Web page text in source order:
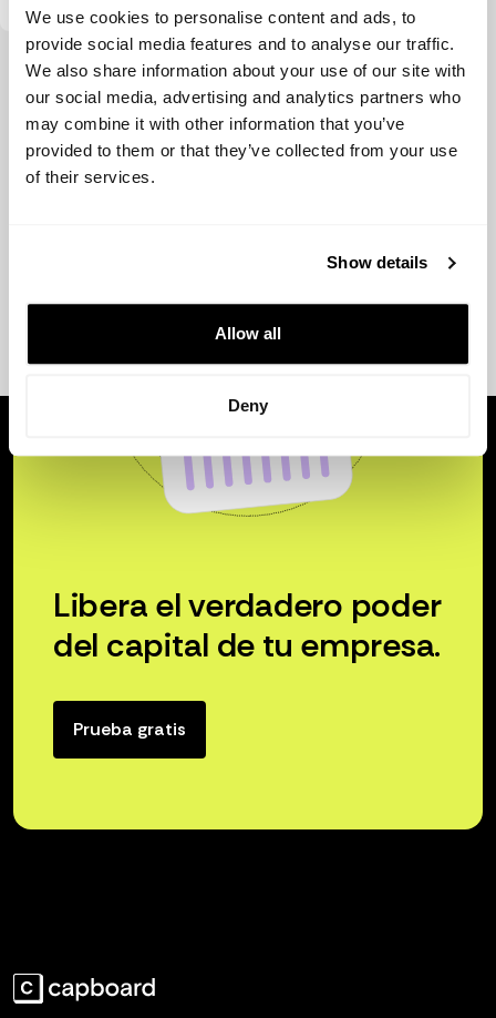
We use cookies to personalise content and ads, to
provide social media features and to analyse our traffic.
We also share information about your use of our site with
our social media, advertising and analytics partners who
may combine it with other information that you’ve
provided to them or that they’ve collected from your use
of their services.
Show details
Allow all
Deny
Ver más
Libera el verdadero poder
del capital de tu empresa.
Prueba gratis